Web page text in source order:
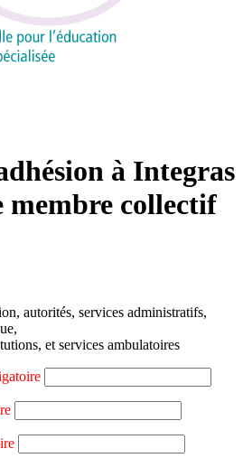
à Integras
membre collectif
autorités, services administratifs,
et services ambulatoires